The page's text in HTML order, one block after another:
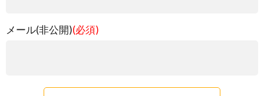
メール(非公開)(必須)